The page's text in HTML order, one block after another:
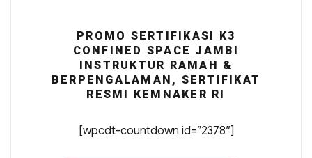
PROMO SERTIFIKASI K3
CONFINED SPACE JAMBI
INSTRUKTUR RAMAH &
BERPENGALAMAN, SERTIFIKAT
RESMI KEMNAKER RI
[wpcdt-countdown id=”2378″]